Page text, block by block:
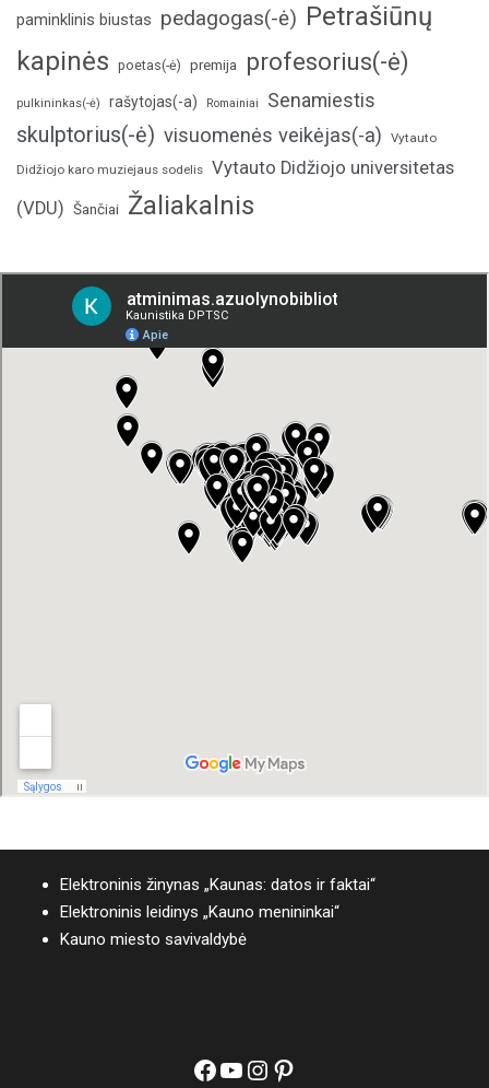
paminklinis biustas pedagogas(-ė) Petrašiūnų
kapinės poetas(-ė) premija profesorius(-ė)
pulkininkas(-ė) rašytojas(-a) Romainiai Senamiestis
skulptorius(-ė) visuomenės veikėjas(-a) Vytauto
Didžiojo karo muziejaus sodelis Vytauto Didžiojo universitetas
(VDU) Šančiai Žaliakalnis
Elektroninis žinynas „Kaunas: datos ir faktai“
Elektroninis leidinys „Kauno menininkai“
Kauno miesto savivaldybė
Facebook
YouTube
Instagram
Pinterest